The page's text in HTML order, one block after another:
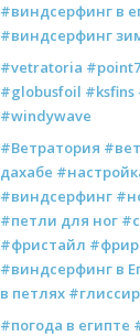
#виндсерфинг в
#виндсерфинг
#vetratoria
#globusfoil
#windywave
#Ветратория
дахабе
#виндсерфинг
#петли для ног
#фристайл
#виндсерфинг в
в петлях
#погода в египте